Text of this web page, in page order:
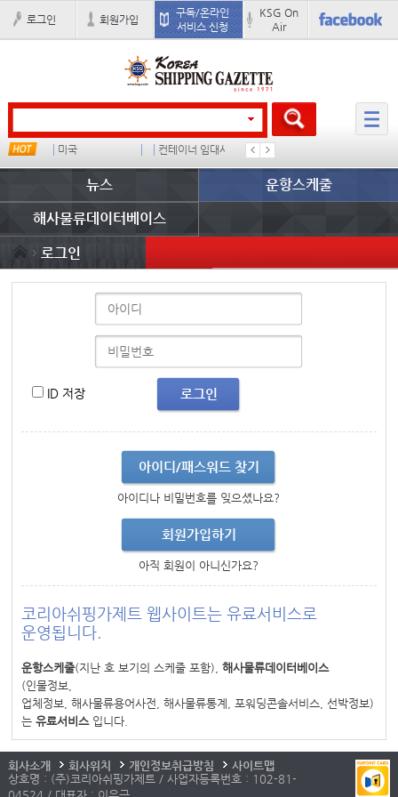
로그인 회원가입
구독/온라인
서비스 신청
KSG On
Air
미국 컨테이너 임대사 배
뉴스 운항스케줄
해사물류데이터베이스
로그인
로그인
ID 저장
아이디/패스워드 찾기
아이디나 비밀번호를 잊으셨나요?
회원가입하기
아직 회원이 아니신가요?
코리아쉬핑가제트 웹사이트는 유료서비스로
운영됩니다.
운항스케줄(지난 호 보기의 스케줄 포함),해사물류데이터베이스
(인물정보,
업체정보, 해사물류용어사전, 해사물류통계, 포워딩콘솔서비스, 선박정보)
는유료서비스입니다.
회사소개 회사위치 개인정보취급방침
사이트맵
상호명 : (주)코리아쉬핑가제트 / 사업자등록번호 : 102-81-